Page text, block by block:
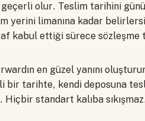
geçerli olur. Teslim tarihini
yerini limanına kadar
kabul ettiği sürece sözleşme
en güzel yanını
bir tarihte, kendi deposuna
Hiçbir standart kalıba